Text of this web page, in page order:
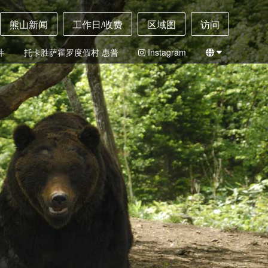
熊山新闻 工作日/收费 区域图 访问
托卡胜萨霍罗度假村 惠普
Instagram
日本
英语